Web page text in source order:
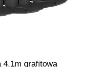
4,1m grafitowa